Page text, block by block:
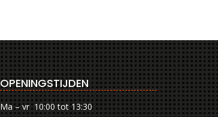
OPENINGSTIJDEN
Ma – vr 10:00 tot 13:30